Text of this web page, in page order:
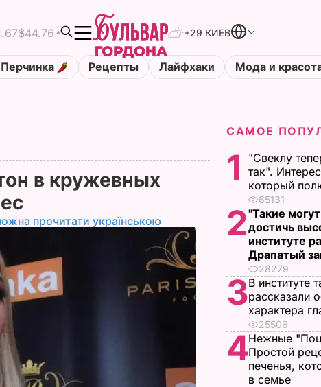
$44.76 +29 КИЕВ
Перчинка Рецепты Лайфхаки Мода и
в кружевных
прочитати українською
САМОЕ
1
"Свеклу
так".
который
65131
2"Такие
достичь
институте
Драпатый
28279
3В институте
рассказали
характера
25506
4Нежные
Простой
печенья,
в семье